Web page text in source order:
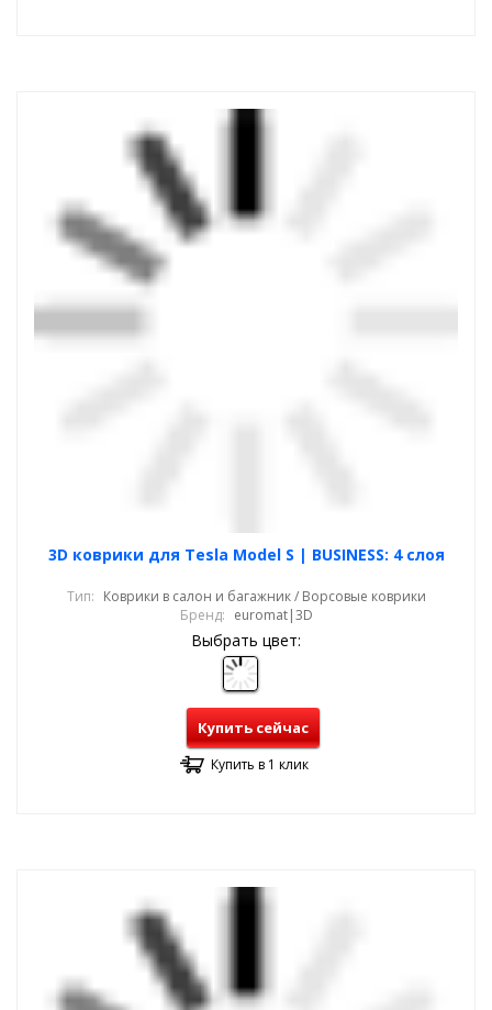
3D коврики для Tesla Model S | BUSINESS: 4 слоя
Тип: Коврики в салон и багажник / Ворсовые коврики
Бренд: euromat|3D
Выбрать цвет:
Купить сейчас
Купить в 1 клик